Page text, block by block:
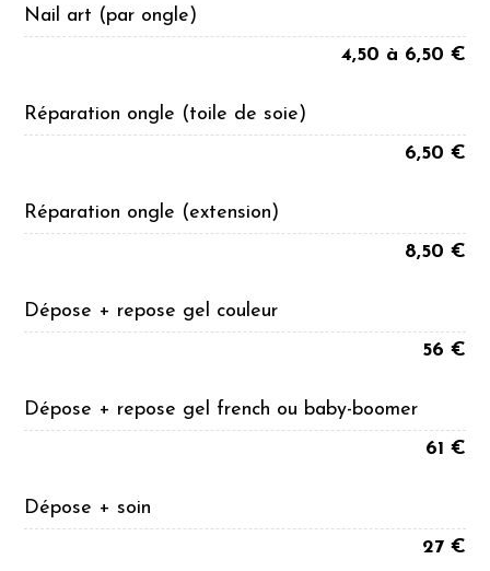
Nail art (par ongle)
4,50 à 6,50 €
Réparation ongle (toile de soie)
6,50 €
Réparation ongle (extension)
8,50 €
Dépose + repose gel couleur
56 €
Dépose + repose gel french ou baby-boomer
61 €
Dépose + soin
27 €